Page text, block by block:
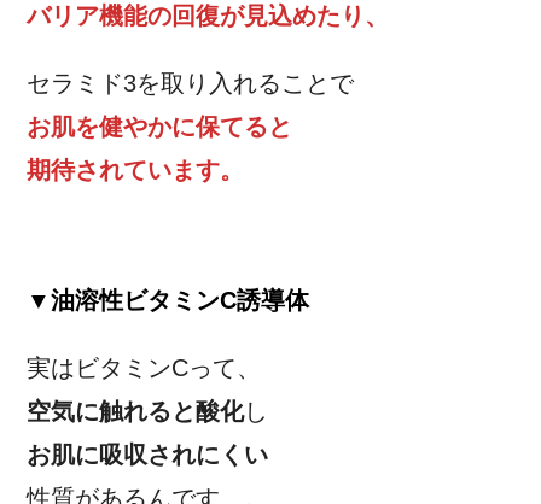
バリア機能の回復が見込めたり、
セラミド3を取り入れることで
お肌を健やかに保てると
期待されています。
▼油溶性ビタミンC誘導体
実はビタミンCって、
空気に触れると酸化し
お肌に吸収されにくい
性質があるんです…。